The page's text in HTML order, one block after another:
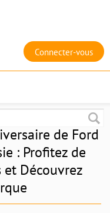
Connecter-vous
de Ford
: Profitez de
et Découvrez